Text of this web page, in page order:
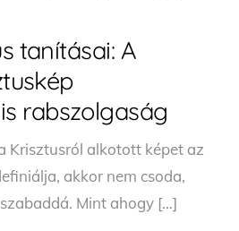
tanításai: A
rabszolgaság
Krisztusról alkotott képet az
akkor nem csoda,
Mint ahogy […]